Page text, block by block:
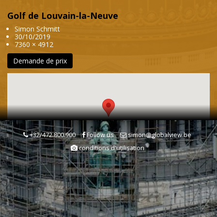
Golf de Louvain-la-Neuve
Simon Schmitt
30/10/2019
7360 × 4912
Demande de prix
Mots clés
Terrain de Golf Equipement sportif
Tourisme & Loisirs
Golf
Sport Belgique Province du Brabant wallon
+32/472.800.900 Follow us
simon@globalview.be
conditions d'utilisation